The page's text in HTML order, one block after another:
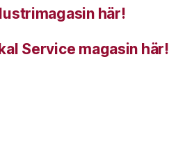
här!
Service magasin här!